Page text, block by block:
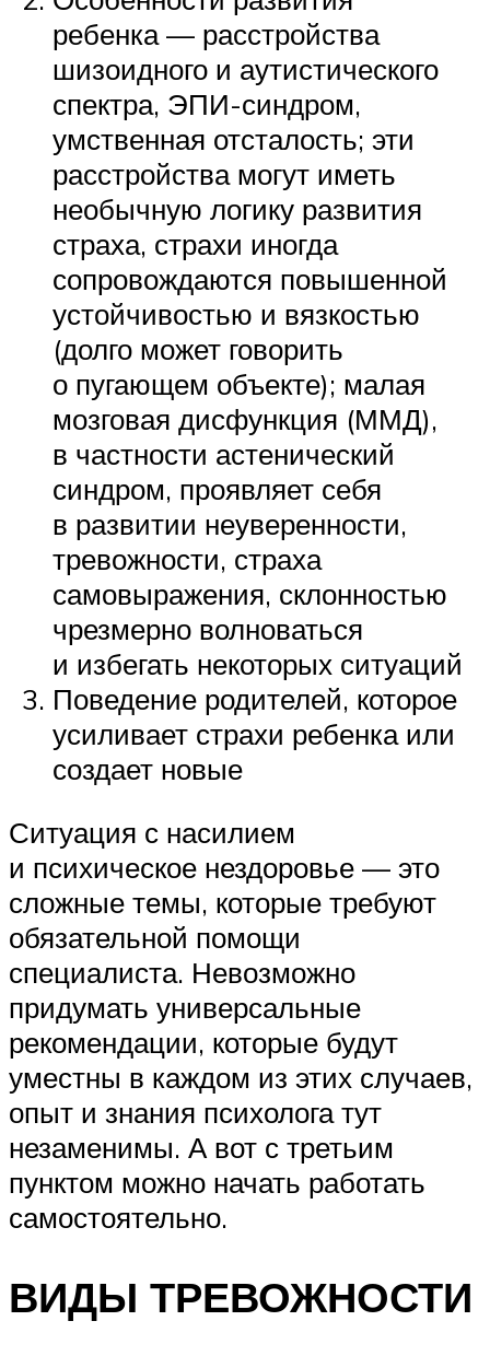
ребенка — расстройства
шизоидного и аутистического
спектра, ЭПИ-синдром,
умственная отсталость; эти
расстройства могут иметь
необычную логику развития
страха, страхи иногда
сопровождаются повышенной
устойчивостью и вязкостью
(долго может говорить
о пугающем объекте); малая
мозговая дисфункция (ММД),
в частности астенический
синдром, проявляет себя
в развитии неуверенности,
тревожности, страха
самовыражения, склонностью
чрезмерно волноваться
и избегать некоторых ситуаций
Поведение родителей, которое
усиливает страхи ребенка или
создает новые
Ситуация с насилием
и психическое нездоровье — это
сложные темы, которые требуют
обязательной помощи
специалиста. Невозможно
придумать универсальные
рекомендации, которые будут
уместны в каждом из этих случаев,
опыт и знания психолога тут
незаменимы. А вот с третьим
пунктом можно начать работать
самостоятельно.
ВИДЫ ТРЕВОЖНОСТИ